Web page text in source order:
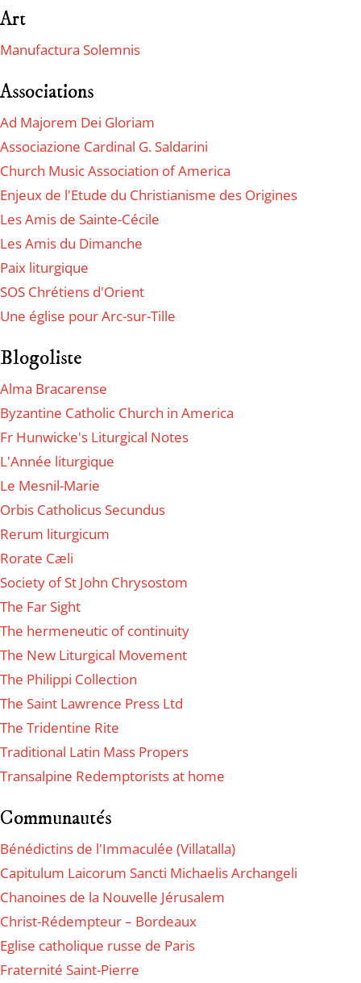
Art
Manufactura Solemnis
Associations
Ad Majorem Dei Gloriam
Associazione Cardinal G. Saldarini
Church Music Association of America
Enjeux de l'Etude du Christianisme des Origines
Les Amis de Sainte-Cécile
Les Amis du Dimanche
Paix liturgique
SOS Chrétiens d'Orient
Une église pour Arc-sur-Tille
Blogoliste
Alma Bracarense
Byzantine Catholic Church in America
Fr Hunwicke's Liturgical Notes
L'Année liturgique
Le Mesnil-Marie
Orbis Catholicus Secundus
Rerum liturgicum
Rorate Cæli
Society of St John Chrysostom
The Far Sight
The hermeneutic of continuity
The New Liturgical Movement
The Philippi Collection
The Saint Lawrence Press Ltd
The Tridentine Rite
Traditional Latin Mass Propers
Transalpine Redemptorists at home
Communautés
Bénédictins de l'Immaculée (Villatalla)
Capitulum Laicorum Sancti Michaelis Archangeli
Chanoines de la Nouvelle Jérusalem
Christ-Rédempteur – Bordeaux
Eglise catholique russe de Paris
Fraternité Saint-Pierre